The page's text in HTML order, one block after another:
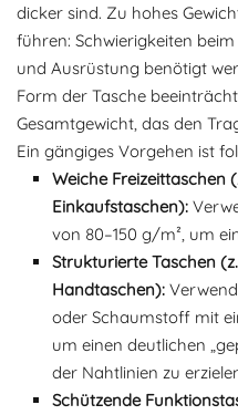
dicker sind. Zu hohes
führen: Schwierigkeiten
und Ausrüstung benötigt
Form der Tasche
Gesamtgewicht, das den
Ein gängiges Vorgehen ist
Weiche Freizeittaschen
Einkaufstaschen):
von 80–150 g/m², um
Strukturierte Taschen
Handtaschen):
oder Schaumstoff mit
um einen deutlichen
der Nahtlinien zu
Schützende